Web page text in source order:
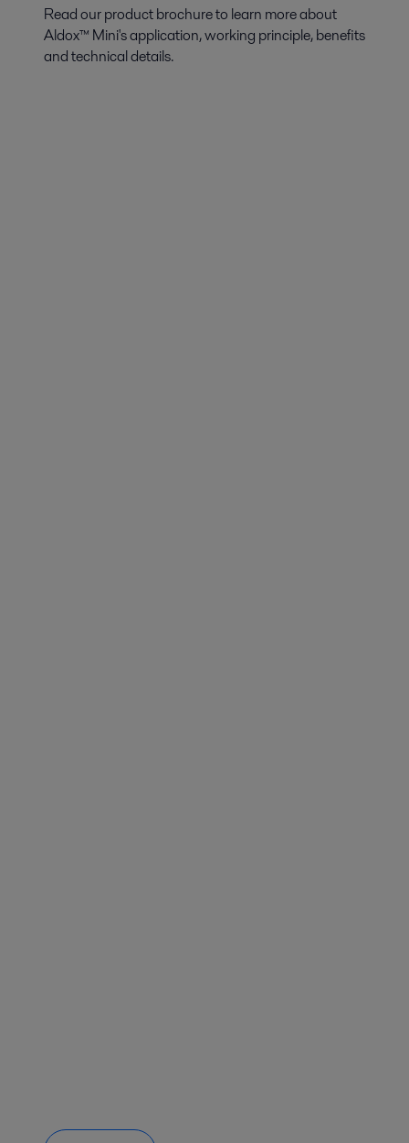
Read our product brochure to learn more about
Aldox™ Mini's application, working principle, benefits
and technical details.